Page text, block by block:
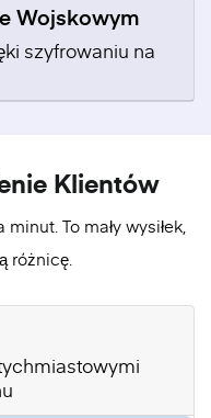
Wojskowym
szyfrowaniu na
Klientów
To mały wysiłek,
różnicę.